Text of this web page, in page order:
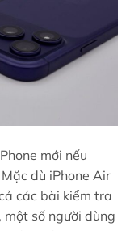
mới nếu
dù iPhone Air
các bài kiểm tra
số người dùng